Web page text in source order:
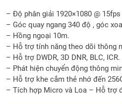
– Độ phân giải 1920×1080 @ 15fps
– Góc quay ngang 340 độ , góc
– Hồng ngoại 10m.
– Hỗ trợ tính năng theo dõi thông
– Hỗ trợ DWDR, 3D DNR, BLC, ICR.
– Phát hiện chuyển động thông
– Hỗ trợ khe cắm thẻ nhớ đến
– Tích hợp Micro và Loa – Hỗ trợ